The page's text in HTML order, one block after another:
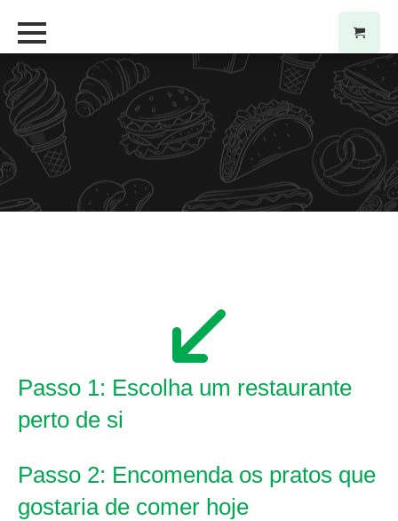
Passo 1: Escolha um restaurante
perto de si
Passo 2: Encomenda os pratos que
gostaria de comer hoje